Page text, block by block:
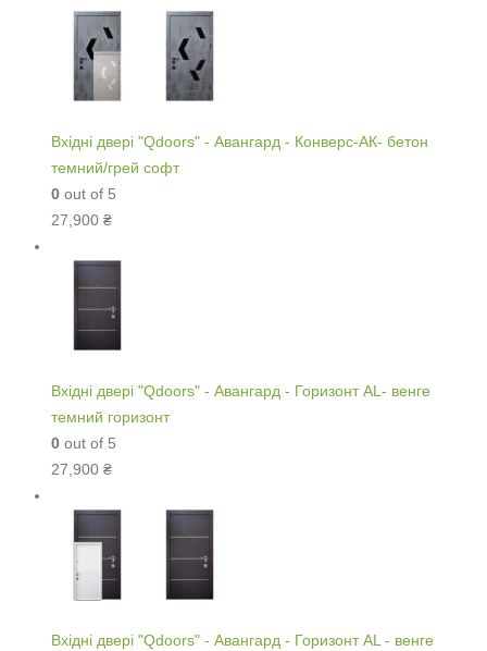
Вхідні двері "Qdoors" - Авангард - Конверс-АК- бетон
темний/грей софт
0 out of 5
27,900 ₴
Вхідні двері "Qdoors" - Авангард - Горизонт AL- венге
темний горизонт
0 out of 5
27,900 ₴
Вхідні двері "Qdoors" - Авангард - Горизонт AL - венге